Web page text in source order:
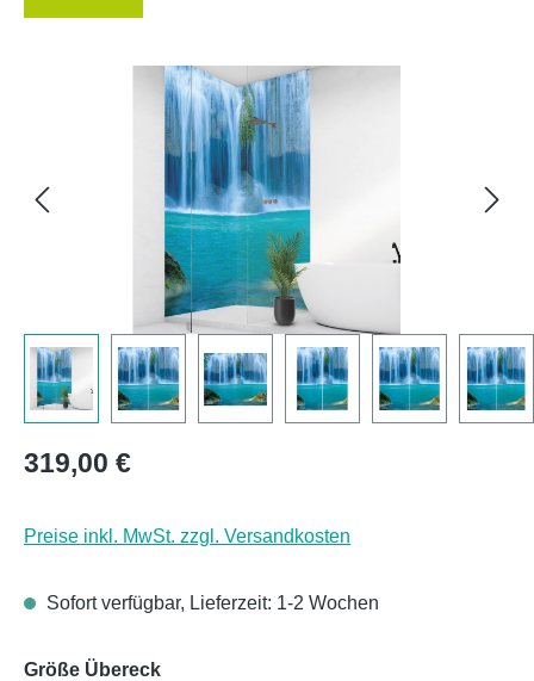
Regulärer Preis:
319,00 €
Preise inkl. MwSt. zzgl. Versandkosten
Sofort verfügbar, Lieferzeit: 1-2 Wochen
Größe Übereckauswählen